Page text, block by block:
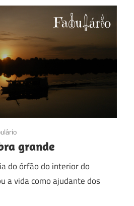
grande
do órfão do interior do
a vida como ajudante dos